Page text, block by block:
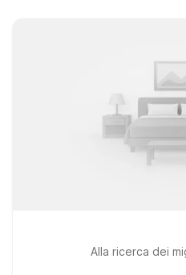
Alla ricerca dei